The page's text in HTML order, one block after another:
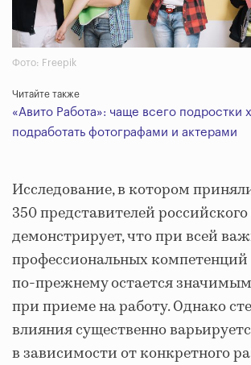
Фото: Freepik
Читайте также
«Авито Работа»: чаще всего подростки
подработать фотографами и актерами
Исследование, в котором
350 представителей российского
демонстрирует, что при всей
профессиональных
по-прежнему остается
при приеме на работу. Однако
влияния существенно
в зависимости от конкретного